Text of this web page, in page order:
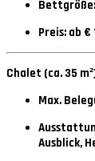
Bettgröße:
Preis: ab
Chalet (ca. 35
Max.
Ausblick,